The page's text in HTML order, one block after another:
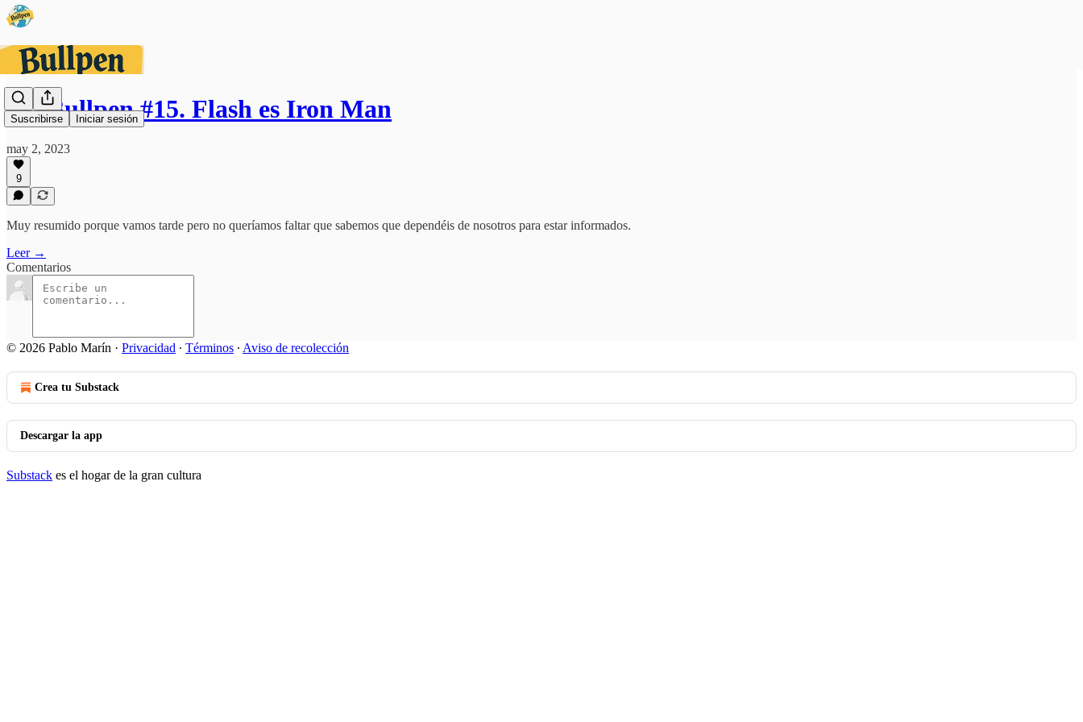
Suscribirse Iniciar sesión
PC Bullpen #15. Flash es Iron Man
may 2, 2023
9
Muy resumido porque vamos tarde pero no queríamos faltar que sabemos que dependéis de nosotros para estar informados.
Leer →
Comentarios
© 2026 Pablo Marín · Privacidad ∙ Términos ∙ Aviso de recolección
Crea tu Substack
Descargar la app
Substack es el hogar de la gran cultura